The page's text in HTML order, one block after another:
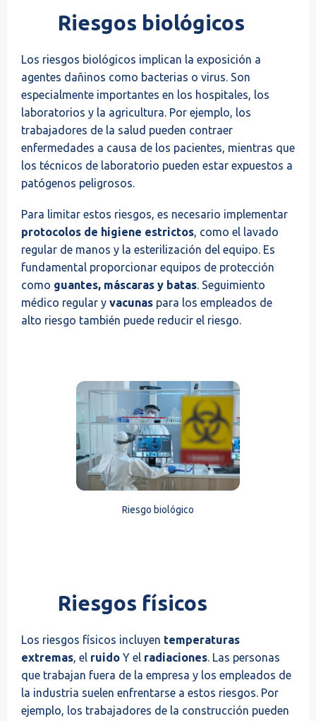
Riesgos biológicos
Los riesgos biológicos implican la exposición a
agentes dañinos como bacterias o virus. Son
especialmente importantes en los hospitales, los
laboratorios y la agricultura. Por ejemplo, los
trabajadores de la salud pueden contraer
enfermedades a causa de los pacientes, mientras que
los técnicos de laboratorio pueden estar expuestos a
patógenos peligrosos.
Para limitar estos riesgos, es necesario implementar
protocolos de higiene estrictos, como el lavado
regular de manos y la esterilización del equipo. Es
fundamental proporcionar equipos de protección
como guantes, máscaras y batas. Seguimiento
médico regular y vacunas para los empleados de
alto riesgo también puede reducir el riesgo.
Riesgo biológico
Riesgos físicos
Los riesgos físicos incluyen temperaturas
extremas, el ruido Y el radiaciones. Las personas
que trabajan fuera de la empresa y los empleados de
la industria suelen enfrentarse a estos riesgos. Por
ejemplo, los trabajadores de la construcción pueden